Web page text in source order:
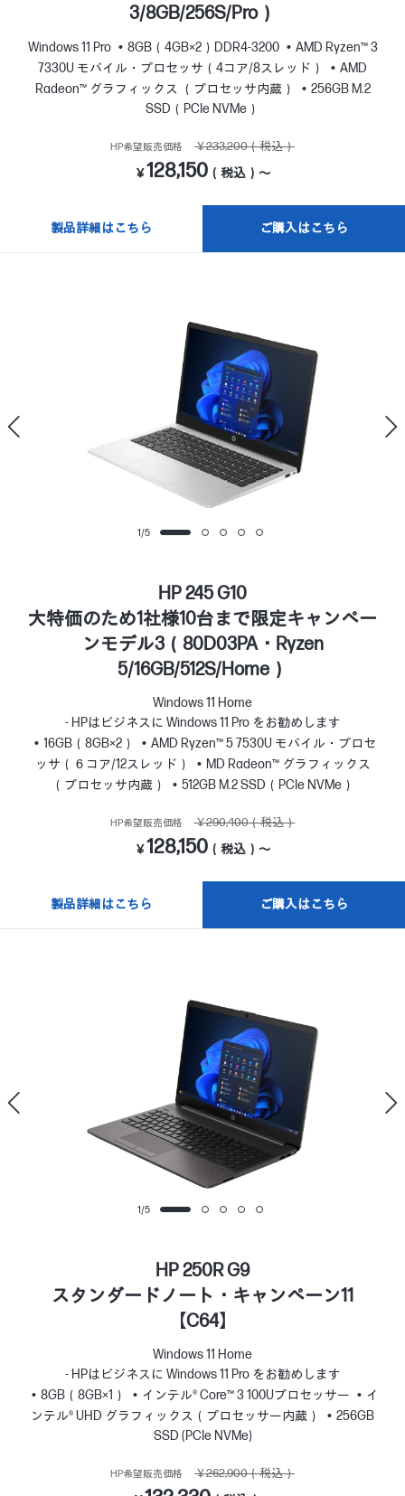
3/8GB/256S/Pro）
Windows 11 Pro 8GB（4GB×2）DDR4-3200
AMD Ryzen™ 3
7330U モバイル・プロセッサ（4コア/8スレッド）
AMD
Radeon™ グラフィックス （プロセッサ内蔵）
256GB M.2
SSD（PCIe NVMe）
HP希望販売価格 ￥233,200（税込）
￥128,150 （税込）～
製品詳細はこちら ご購入はこちら
1/5
HP 245 G10
大特価のため1社様10台まで限定キャンペー
ンモデル3（80D03PA・Ryzen
5/16GB/512S/Home）
Windows 11 Home
- HPはビジネスに Windows 11 Pro をお勧めします
16GB（8GB×2）
AMD Ryzen™ 5 7530U モバイル・プロセ
ッサ（６コア/12スレッド）
MD Radeon™ グラフィックス
（プロセッサ内蔵）
512GB M.2 SSD（PCIe NVMe）
HP希望販売価格 ￥290,400（税込）
￥128,150 （税込）～
製品詳細はこちら ご購入はこちら
1/5
HP 250R G9
スタンダードノート・キャンペーン11
【C64】
Windows 11 Home
- HPはビジネスに Windows 11 Pro をお勧めします
8GB（8GB×1）
インテル® Core™ 3 100Uプロセッサー
イ
ンテル® UHD グラフィックス（プロセッサー内蔵）
256GB
SSD (PCIe NVMe)
HP希望販売価格 ￥262,900（税込）